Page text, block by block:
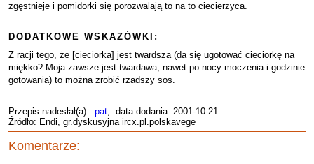
zgęstnieje i pomidorki się porozwalają to na to ciecierzyca.
DODATKOWE WSKAZÓWKI:
Z racji tego, że [cieciorka] jest twardsza (da się ugotować cieciorkę na
miękko? Moja zawsze jest twardawa, nawet po nocy moczenia i godzinie
gotowania) to można zrobić rzadszy sos.
Przepis nadesłał(a): pat, data dodania: 2001-10-21
Źródło: Endi, gr.dyskusyjna ircx.pl.polskavege
Komentarze: